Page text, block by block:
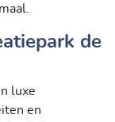
de
luxe
en